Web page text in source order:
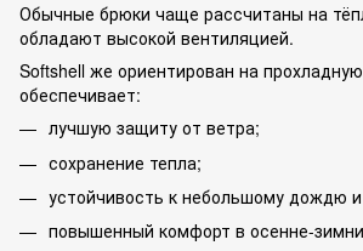
Обычные брюки чаще рассчитаны на
обладают высокой вентиляцией.
Softshell же ориентирован на
обеспечивает:
лучшую защиту от ветра;
сохранение тепла;
устойчивость к небольшому дождю
повышенный комфорт в осенне-